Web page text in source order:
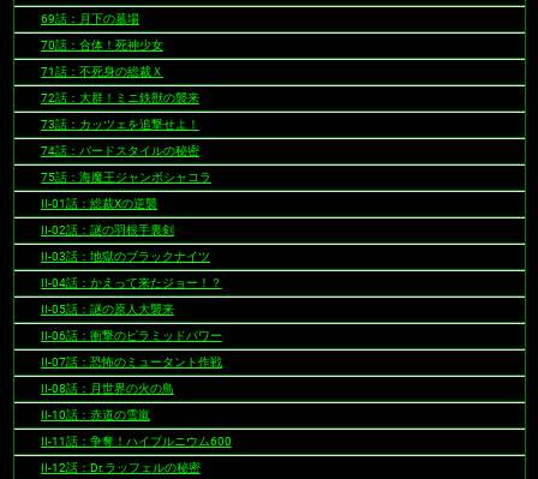
69話：月下の墓場
70話：合体！死神少女
71話：不死身の総裁Ｘ
72話：大群！ミニ鉄獣の襲来
73話：カッツェを追撃せよ！
74話：バードスタイルの秘密
75話：海魔王ジャンボシャコラ
II-01話：総裁Xの逆襲
II-02話：謎の羽根手裏剣
II-03話：地獄のブラックナイツ
II-04話：かえって来たジョー！？
II-05話：謎の原人大襲来
II-06話：衝撃のピラミッドパワー
II-07話：恐怖のミュータント作戦
II-08話：月世界の火の鳥
II-10話：赤道の雪嵐
II-11話：争奪！ハイプルニウム600
II-12話：Dr.ラッフェルの秘密